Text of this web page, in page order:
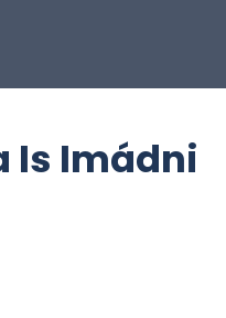
Is Imádni